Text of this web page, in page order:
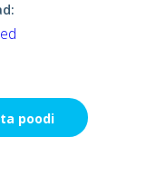
poodi